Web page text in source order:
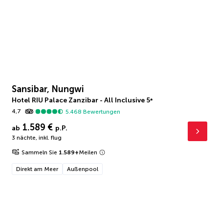
Sansibar, Nungwi
Hotel RIU Palace Zanzibar - All Inclusive 5*
4,7
5.468 Bewertungen
ab 1.589 € p.P.
3 nächte, inkl. flug
Sammeln Sie 1.589+Meilen
Direkt am Meer Außenpool